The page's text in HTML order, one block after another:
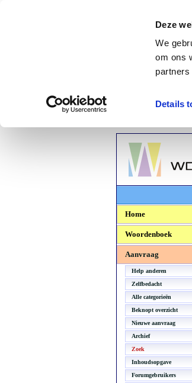
Deze
We
om ons
Details
Woordenboek.NU
Home
Woordenboek
Aanvraag
Help anderen
Zelfbedacht
Alle categorieën
Beknopt overzicht
Nieuwe aanvraag
Archief
Zoek
Inhoudsopgave
Forumgebruikers